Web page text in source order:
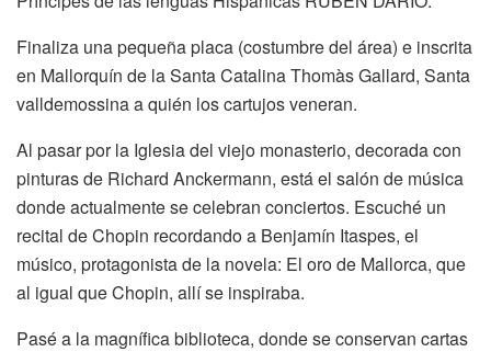
Finaliza una pequeña placa (costumbre del área) e inscrita
en Mallorquín de la Santa Catalina Thomàs Gallard, Santa
valldemossina a quién los cartujos veneran.
Al pasar por la Iglesia del viejo monasterio, decorada con
pinturas de Richard Anckermann, está el salón de música
donde actualmente se celebran conciertos. Escuché un
recital de Chopin recordando a Benjamín Itaspes, el
músico, protagonista de la novela: El oro de Mallorca, que
al igual que Chopin, allí se inspiraba.
Pasé a la magnífica biblioteca, donde se conservan cartas